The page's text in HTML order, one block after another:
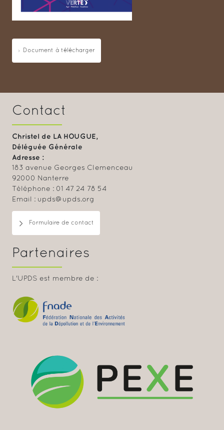
Document à télécharger
Contact
Christel de LA HOUGUE,
Déléguée Générale
Adresse :
183 avenue Georges Clemenceau
92000 Nanterre
Téléphone : 01 47 24 78 54
Email : upds@upds.org
Formulaire de contact
Partenaires
L'UPDS est membre de :